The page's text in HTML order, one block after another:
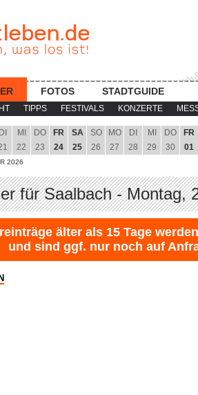
TIPPS FESTIVALS KONZERTE
FOTOS STADTGUIDE
2026
DI
MI
22
DO
23
FR
24
SA
25
SO
26
MO
27
DI
28
MI
29
DO
30
FR
01
für Saalbach - Montag,
älter als 15 Tage
und sind ggf. nur noch auf